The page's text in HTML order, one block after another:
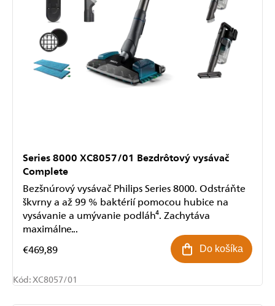
Series 8000 XC8057/01 Bezdrôtový vysávač
Complete
€469,89 Do košíka
Bezšnúrový vysávač Philips Series 8000. Odstráňte
škvrny a až 99 % baktérií pomocou hubice na
vysávanie a umývanie podláh⁴. Zachytáva
maximálne...
Kód:XC8057/01